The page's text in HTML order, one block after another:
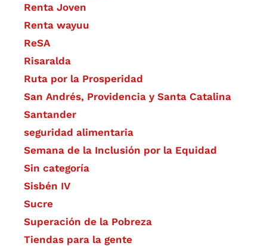
Renta Joven
Renta wayuu
ReSA
Risaralda
Ruta por la Prosperidad
San Andrés, Providencia y Santa Catalina
Santander
seguridad alimentaria
Semana de la Inclusión por la Equidad
Sin categoría
Sisbén IV
Sucre
Superación de la Pobreza
Tiendas para la gente